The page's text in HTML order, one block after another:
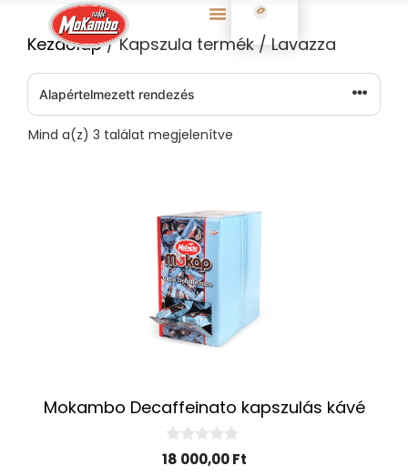
0
Kezdőlap/ Kapszula termék / Lavazza
Mind a(z) 3 találat megjelenítve
Mokambo Decaffeinato kapszulás kávé
0
a
18 000,00Ft